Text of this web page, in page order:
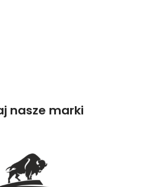
nasze marki